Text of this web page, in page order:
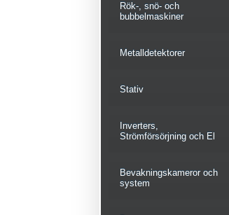
Rök-, snö- och
bubbelmaskiner
Metalldetektorer
Stativ
Inverters,
Strömförsörjning och El
Bevakningskameror och
system